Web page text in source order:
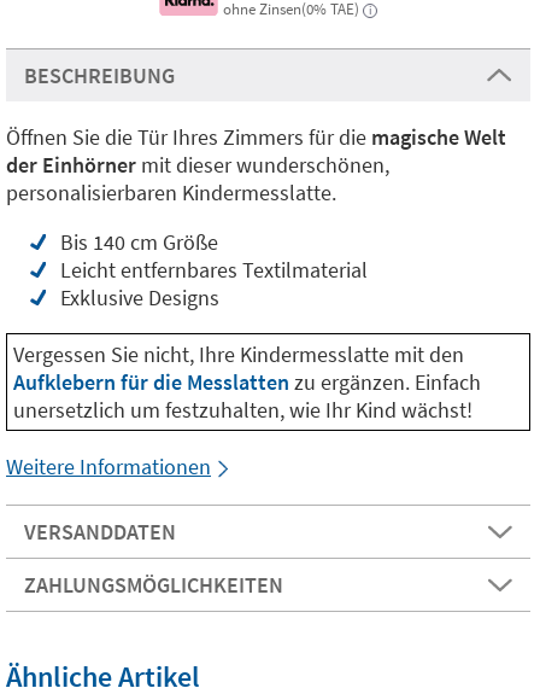
ohne Zinsen(0% TAE)
i
BESCHREIBUNG
Öffnen Sie die Tür Ihres Zimmers für die magische Welt
der Einhörner mit dieser wunderschönen,
personalisierbaren Kindermesslatte.
Bis 140 cm Größe
Leicht entfernbares Textilmaterial
Exklusive Designs
Vergessen Sie nicht, Ihre Kindermesslatte mit den
Aufklebern für die Messlatten zu ergänzen. Einfach
unersetzlich um festzuhalten, wie Ihr Kind wächst!
Weitere Informationen
VERSANDDATEN
ZAHLUNGSMÖGLICHKEITEN
Ähnliche Artikel